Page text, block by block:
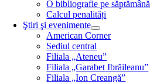
O bibliografie pe săptămână
Calcul penalități
Ştiri şi evenimente
American Corner
Sediul central
Filiala „Ateneu”
Filiala „Garabet Ibrăileanu”
Filiala „Ion Creangă”